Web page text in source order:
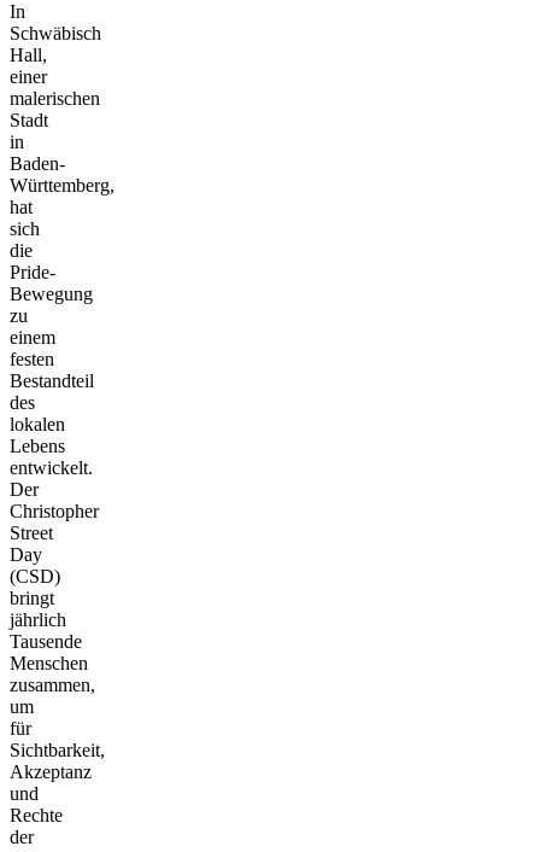
In
Schwäbisch
Hall,
einer
malerischen
Stadt
in
Baden-
Württemberg,
hat
sich
die
Pride-
Bewegung
zu
einem
festen
Bestandteil
des
lokalen
Lebens
entwickelt.
Der
Christopher
Street
Day
(CSD)
bringt
jährlich
Tausende
Menschen
zusammen,
um
für
Sichtbarkeit,
Akzeptanz
und
Rechte
der